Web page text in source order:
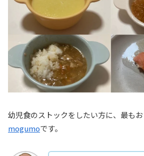
幼児食のストックをしたい方に、最も
mogumoです。